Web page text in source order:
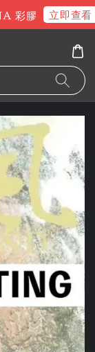
彩膠 立即查看